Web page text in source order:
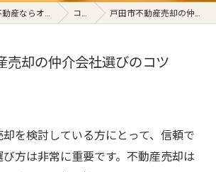
埼玉県戸田市の不動産ならオルテ地所開発株式会社 コラム 戸田市不動産売却の仲介会社選びのコツ
売却の仲介会社選びのコツ
を検討している方にとって、信頼で
方は非常に重要です。不動産売却は